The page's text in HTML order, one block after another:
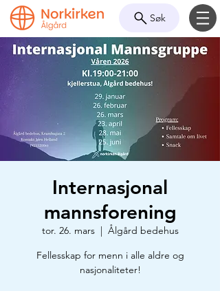
Søk
Internasjonal
mannsforening
tor. 26. mars
  |
Ålgård bedehus
Fellesskap for menn i alle aldre og
nasjonaliteter!